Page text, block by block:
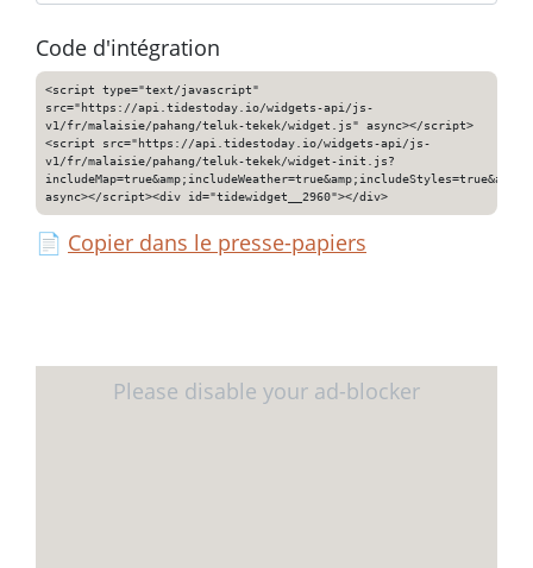
Code d'intégration
<script type="text/javascript"
src="https://api.tidestoday.io/widgets-api/js-
v1/fr/malaisie/pahang/teluk-tekek/widget.js" async></script>
<script src="https://api.tidestoday.io/widgets-api/js-
v1/fr/malaisie/pahang/teluk-tekek/widget-init.js?
async></script><div id="tidewidget__2960"></div>
📄 Copier dans le presse-papiers